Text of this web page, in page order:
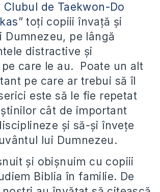
Clubul de Taekwon-Do
” toți copiii învață și
Dumnezeu, pe lângă
distractive și
care le au. Poate un alt
pe care ar trebui să îl
este să le fie repetat
cât de important
și să-și învețe
lui Dumnezeu.
și obișnuim cu copiii
Biblia în familie. De